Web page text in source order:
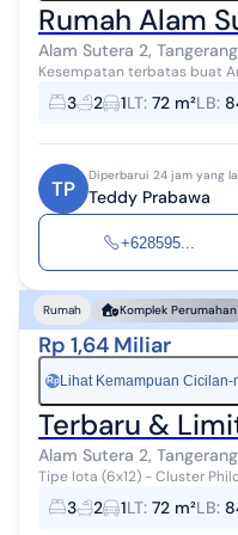
Rumah Alam
Alam Sutera 2, Tangerang
Kesempatan terbatas buat
return investasi tinggi di Alam
menawarkan lokasi yang s...
3 2 1LT: 72 m²LB:
TP
Diperbarui 24 jam yang
Teddy Prabawa
+628595...
Rumah Komplek Perumahan
Rp 1,64 Miliar
Rp Lihat Kemampuan Cicilan-
Terbaru &
Alam Sutera 2, Tangerang
Tipe Iota (6x12) - Cluster
Hunian compact & modern,
investasi Spesifikasi - ...
3 2 1LT: 72 m²LB: